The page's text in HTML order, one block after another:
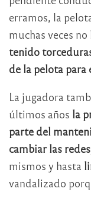
erramos, la
muchas veces
tenido
de la pelota
La jugadora
últimos años la
parte del
cambiar las
mismos y hasta
vandalizado